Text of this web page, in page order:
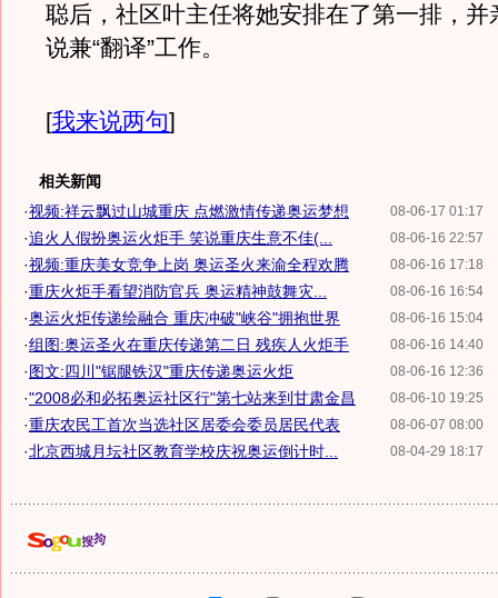
聪后，社区叶主任将她安排在了第一排，并
说兼“翻译”工作。
[我来说两句]
相关新闻
08-06-17 01:17
·视频:祥云飘过山城重庆 点燃激情传递奥运梦想
08-06-16 22:57
·追火人假扮奥运火炬手 笑说重庆生意不佳(...
08-06-16 17:18
·视频:重庆美女竞争上岗 奥运圣火来渝全程欢腾
08-06-16 16:54
·重庆火炬手看望消防官兵 奥运精神鼓舞灾...
08-06-16 15:04
·奥运火炬传递绘融合 重庆冲破"峡谷"拥抱世界
08-06-16 14:40
·组图:奥运圣火在重庆传递第二日 残疾人火炬手
08-06-16 12:36
·图文:四川"锯腿铁汉"重庆传递奥运火炬
08-06-10 19:25
·"2008必和必拓奥运社区行"第七站来到甘肃金昌
08-06-07 08:00
·重庆农民工首次当选社区居委会委员居民代表
08-04-29 18:17
·北京西城月坛社区教育学校庆祝奥运倒计时...